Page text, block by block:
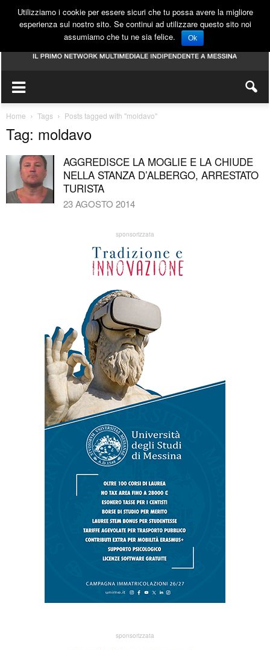
Home Tags Posts tagged with "moldavo"
Tag: moldavo
AGGREDISCE LA MOGLIE E LA CHIUDE
NELLA STANZA D’ALBERGO, ARRESTATO
TURISTA
23 AGOSTO 2014
sponsorizzata
sponsorizzata
Utilizziamo i cookie per essere sicuri che tu possa avere la migliore
esperienza sul nostro sito. Se continui ad utilizzare questo sito noi
assumiamo che tu ne sia felice.
Ok